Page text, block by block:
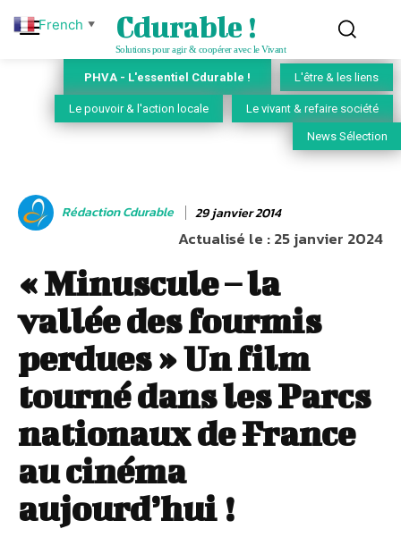
Cdurable !
Solutions pour agir & coopérer avec le Vivant
PHVA - L'essentiel Cdurable ! L'être & les liens
Le pouvoir & l'action locale Le vivant & refaire société
News Sélection
Rédaction Cdurable 29 janvier 2014
Actualisé le :25 janvier 2024
« Minuscule – la
vallée des fourmis
perdues » Un film
tourné dans les Parcs
nationaux de France
au cinéma
aujourd’hui !
French ▼